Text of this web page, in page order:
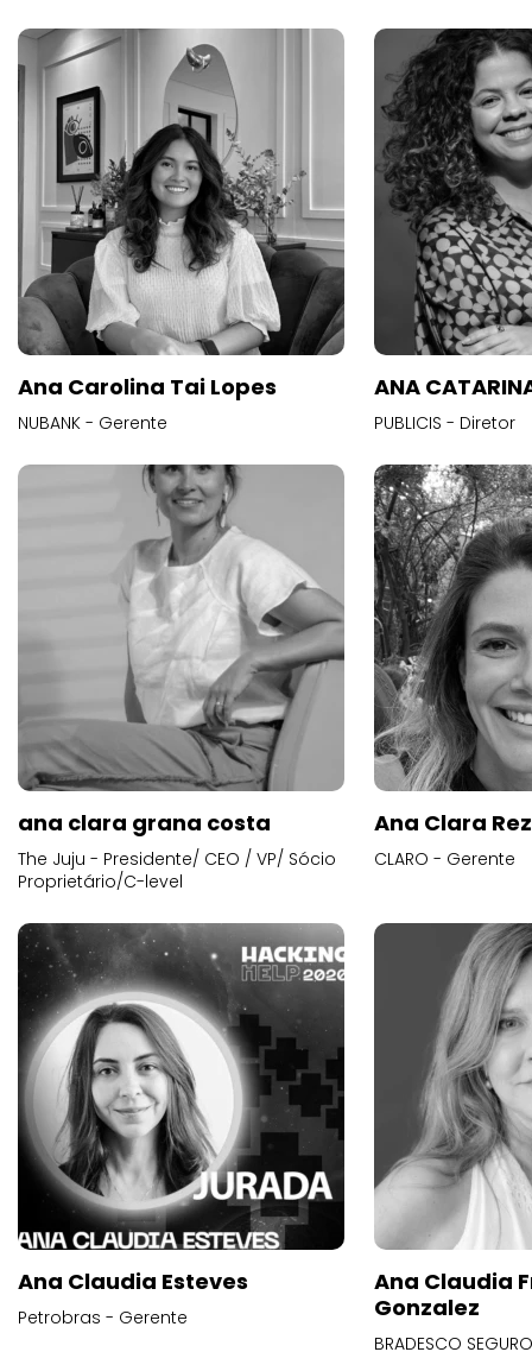
Ana Carolina Tai Lopes
NUBANK - Gerente
ANA
PUBLICIS - Diretor
ana clara grana costa
The Juju - Presidente/ CEO / VP/ Sócio
Proprietário/C-level
Ana Clara
CLARO - Gerente
Ana Claudia Esteves
Petrobras - Gerente
Ana Claudia
Gonzalez
BRADESCO